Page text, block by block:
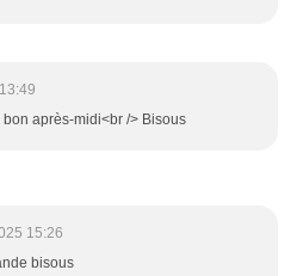
après-midi<br /> Bisous
15:26
bisous